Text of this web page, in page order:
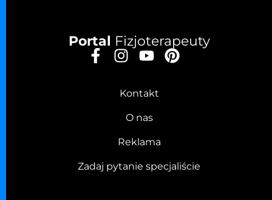
Portal Fizjoterapeuty
Kontakt
O nas
Reklama
Zadaj pytanie specjaliście